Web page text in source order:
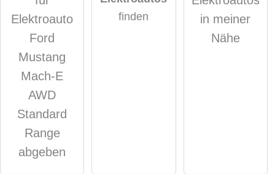
öffentliche Frage stellen Abbrechen
Hinweis: Bitte beachten Sie, öffentliche Fragen sindfür alle
Klicken Sie hier um eine
Elektroauto-Eintrag zu stellen
Elektroauto
Ford
Mustang
Mach-E
AWD
Standard
Range
abgeben
finden
in meiner
Nähe